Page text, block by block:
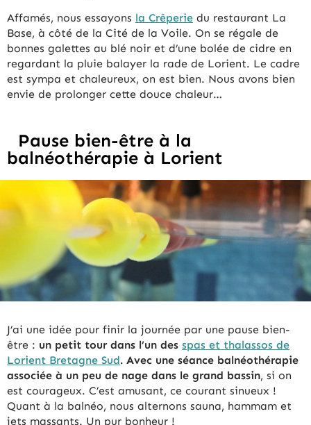
Affamés, nous essayons la Crêperie du restaurant La
Base, à côté de la Cité de la Voile. On se régale de
bonnes galettes au blé noir et d’une bolée de cidre en
regardant la pluie balayer la rade de Lorient. Le cadre
est sympa et chaleureux, on est bien. Nous avons bien
envie de prolonger cette douce chaleur…
Pause bien-être à la
balnéothérapie à Lorient
J’ai une idée pour finir la journée par une pause bien-
être : un petit tour dans l’un des spas et thalassos de
Lorient Bretagne Sud. Avec une séance balnéothérapie
associée à un peu de nage dans le grand bassin, si on
est courageux. C’est amusant, ce courant sinueux !
Quant à la balnéo, nous alternons sauna, hammam et
jets massants. Un pur bonheur !